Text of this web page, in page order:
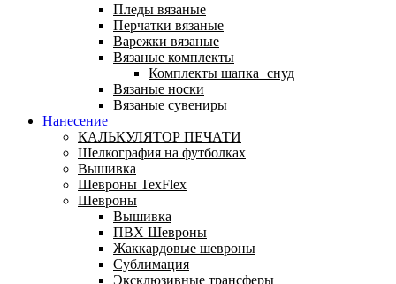
Пледы вязаные
Перчатки вязаные
Варежки вязаные
Вязаные комплекты
Комплекты шапка+снуд
Вязаные носки
Вязаные сувениры
Нанесение
КАЛЬКУЛЯТОР ПЕЧАТИ
Шелкография на футболках
Вышивка
Шевроны TexFlex
Шевроны
Вышивка
ПВХ Шевроны
Жаккардовые шевроны
Сублимация
Эксклюзивные трансферы